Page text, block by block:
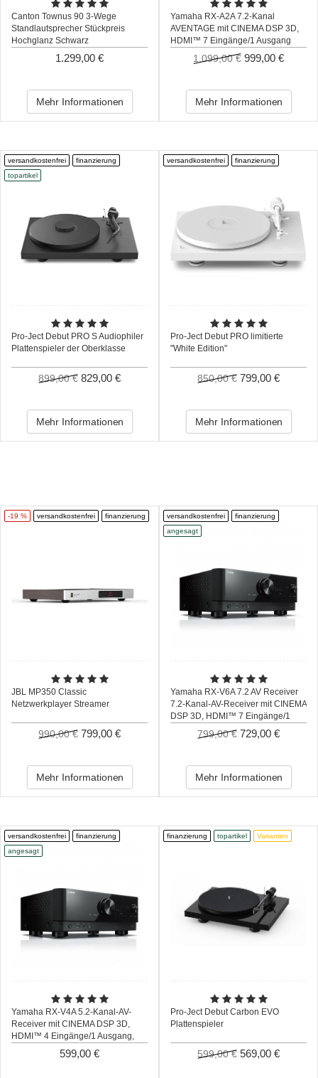
Canton Townus 90 3-Wege
Standlautsprecher Stückpreis
Hochglanz Schwarz
1.299,00 €
Mehr Informationen
Yamaha RX-A2A 7.2-Kanal
AVENTAGE mit CINEMA DSP 3D,
HDMI™ 7 Eingänge/1 Ausgang
1.099,00 € 999,00 €
Mehr Informationen
versandkostenfrei
finanzierung
topartikel
Pro-Ject Debut PRO S Audiophiler
Plattenspieler der Oberklasse
899,00 € 829,00 €
Mehr Informationen
versandkostenfrei finanzierung
Pro-Ject Debut PRO limitierte
"White Edition"
850,00 € 799,00 €
Mehr Informationen
-19 % versandkostenfrei finanzierung
JBL MP350 Classic
Netzwerkplayer Streamer
990,00 € 799,00 €
Mehr Informationen
versandkostenfrei
finanzierung
angesagt
Yamaha RX-V6A 7.2 AV Receiver
7.2-Kanal-AV-Receiver mit CINEMA
DSP 3D, HDMI™ 7 Eingänge/1
Ausgang, kabelloser Surround-
799,00 € 729,00 €
Mehr Informationen
versandkostenfrei
finanzierung
angesagt
Yamaha RX-V4A 5.2-Kanal-AV-
Receiver mit CINEMA DSP 3D,
HDMI™ 4 Eingänge/1 Ausgang,
kabelloser Surround-Sound
599,00 €
finanzierung topartikel Varianten
Pro-Ject Debut Carbon EVO
Plattenspieler
599,00 € 569,00 €